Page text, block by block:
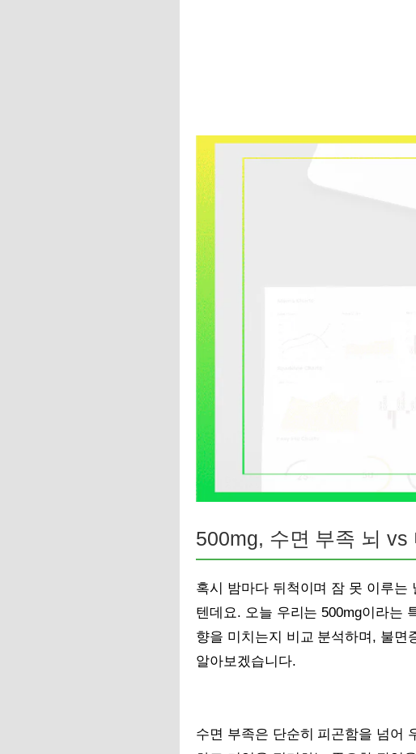
500mg, 수면 부족 뇌 vs
혹시 밤마다 뒤척이며 잠 못 이루는
텐데요. 오늘 우리는 500mg이라는
향을 미치는지 비교 분석하며, 불면
알아보겠습니다.
수면 부족은 단순히 피곤함을 넘어